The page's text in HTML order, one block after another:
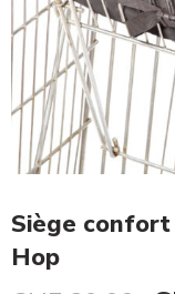
Siège confort
Hop